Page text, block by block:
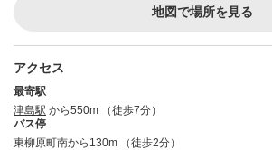
地図で場所を見る
アクセス
最寄駅
津島駅 から550m （徒歩7分）
バス停
東柳原町南から130m （徒歩2分）